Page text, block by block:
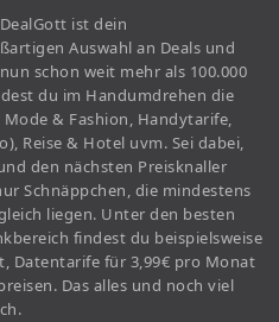
ist dein
Auswahl an Deals und
schon weit mehr als 100.000
du im Handumdrehen die
& Fashion, Handytarife,
Reise & Hotel uvm. Sei dabei,
den nächsten Preisknaller
Schnäppchen, die mindestens
liegen. Unter den besten
findest du beispielsweise
Datentarife für 3,99€ pro Monat
Das alles und noch viel